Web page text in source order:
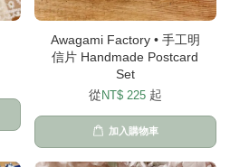
Awagami Factory • 手工明
信片 Handmade Postcard
Set
從 NT$ 225 起
加入購物車